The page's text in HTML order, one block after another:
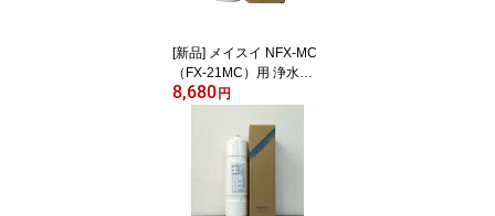
[新品] メイスイ NFX-MC
（FX-21MC）用 浄水器
カートリッジ 業務用 交
8,680円